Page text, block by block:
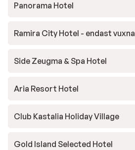
Panorama Hotel
Ramira City Hotel - endast vuxna
Side Zeugma & Spa Hotel
Aria Resort Hotel
Club Kastalia Holiday Village
Gold Island Selected Hotel